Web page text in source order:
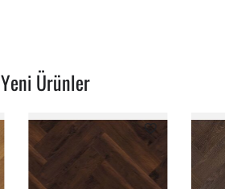
Yeni Ürünler